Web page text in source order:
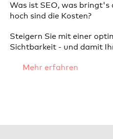
Was ist SEO, was bringt's
hoch sind die Kosten?
Steigern Sie mit einer
Sichtbarkeit - und damit
Mehr erfahren